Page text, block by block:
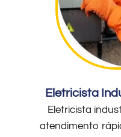
Eletricista
Eletricista
atendimento